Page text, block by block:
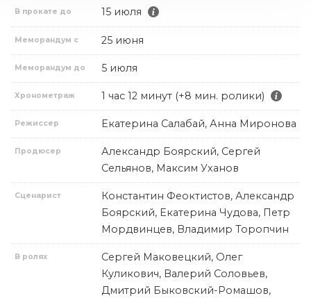
В прокате до 15 июля
Меморандум с 25 июня
Меморандум до 5 июля
Хронометраж 1 час 12 минут (+8 мин. ролики)
Режиссер Екатерина Салабай, Анна Миронова
Продюсер
Александр Боярский, Сергей
Сельянов, Максим Уханов
Сценарист
Константин Феоктистов, Александр
Боярский, Екатерина Чудова, Петр
Мордвинцев, Владимир Торопчин
В ролях
Сергей Маковецкий, Олег
Куликович, Валерий Соловьев,
Дмитрий Быковский-Ромашов,